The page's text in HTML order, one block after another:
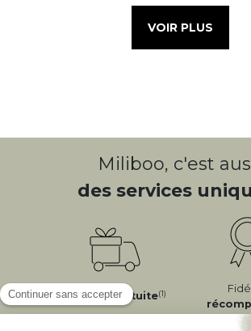
VOIR PLUS
Miliboo, c'est
des services
LivraisonGratuite(1)